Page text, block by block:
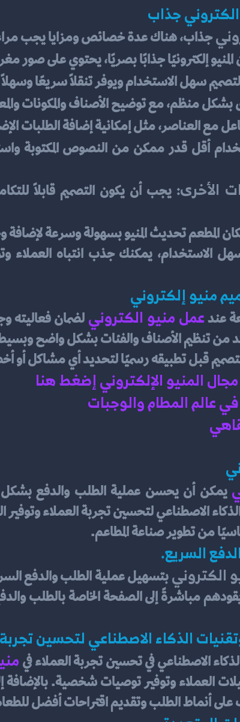
جذاب
جذاب، هناك عدة خصائص ومزايا يجب
إلكترونيًا جذابًا بصريًا، يحتوي على
سهل الاستخدام ويوفر تنقلًا سريعًا وسهلًا
بشكل منظم، مع توضيح الأصناف والمكونات
مع العناصر، مثل إمكانية إضافة الطلبات
الأخرى:
المطعم تحديث المنيو بسهولة وسرعة
منيو إلكتروني
عند عمل منيو الكتروني
قبل تطبيقه رسميًا لتحديد أي مشاكل أو
المنيو الإلكتروني إضغط هنا
عالم المطام والوجبات
من تطوير صناعة المطاعم.
السريع.
الكتروني
الذكاء الاصطناعي لتحسين
الاصطناعي في تحسين تجربة العملاء في
أنماط الطلب وتقديم اقتراحات أفضل